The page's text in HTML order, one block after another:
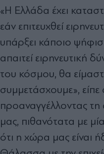
«Η Ελλάδα έχει
εάν επιτευχθεί
υπάρξει κάποιο
απαιτεί ειρηνευτική
του κόσμου, θα
συμμετάσχουμε», είπε
προαναγγέλλοντας
μας, πιθανότατα με
ότι η χώρα μας